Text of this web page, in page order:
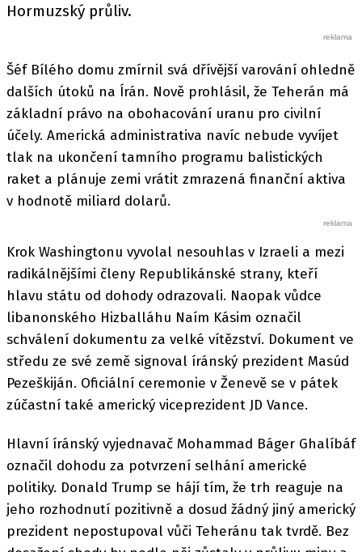
Hormuzský průliv.
Šéf Bílého domu zmírnil svá dřívější varování ohledně
dalších útoků na Írán. Nově prohlásil, že Teherán má
základní právo na obohacování uranu pro civilní
účely. Americká administrativa navíc nebude vyvíjet
tlak na ukončení tamního programu balistických
raket a plánuje zemi vrátit zmrazená finanční aktiva
v hodnotě miliard dolarů.
Krok Washingtonu vyvolal nesouhlas v Izraeli a mezi
radikálnějšími členy Republikánské strany, kteří
hlavu státu od dohody odrazovali. Naopak vůdce
libanonského Hizballáhu Naím Kásim označil
schválení dokumentu za velké vítězství. Dokument ve
středu ze své země signoval íránský prezident Masúd
Pezeškiján. Oficiální ceremonie v Ženevě se v pátek
zúčastní také americký viceprezident JD Vance.
Hlavní íránský vyjednavač Mohammad Báger Ghalíbáf
označil dohodu za potvrzení selhání americké
politiky. Donald Trump se hájí tím, že trh reaguje na
jeho rozhodnutí pozitivně a dosud žádný jiný americký
prezident nepostupoval vůči Teheránu tak tvrdě. Bez